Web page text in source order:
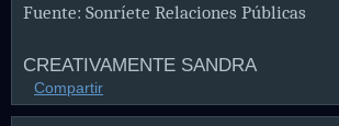
Fuente: Sonríete Relaciones Públicas
CREATIVAMENTE SANDRA
Compartir